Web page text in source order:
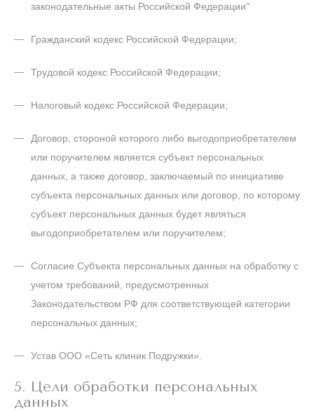
законодательные акты Российской Федерации"
Гражданский кодекс Российской Федерации;
Трудовой кодекс Российской Федерации;
Налоговый кодекс Российской Федерации;
Договор, стороной которого либо выгодоприобретателем
или поручителем является субъект персональных
данных, а также договор, заключаемый по инициативе
субъекта персональных данных или договор, по которому
субъект персональных данных будет являться
выгодоприобретателем или поручителем;
Согласие Субъекта персональных данных на обработку с
учетом требований, предусмотренных
Законодательством РФ для соответствующей категории
персональных данных;
Устав ООО «Сеть клиник Подружки».
5. Цели обработки персональных
данных